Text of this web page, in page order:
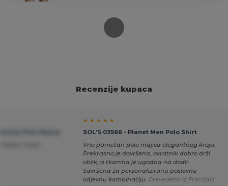
Recenzije kupaca
★ ★ ★ ★ ★
SOL'S 03566 - Planet Men Polo Shirt
Vrlo pametan polo majica elegantnog kroja.
Prekrasno je dovršena, ovratnik dobro drži
oblik, a tkanina je ugodna na dodir.
Savršena za personaliziranu poslovnu
odjevnu kombinaciju. Prevedeno iz Français